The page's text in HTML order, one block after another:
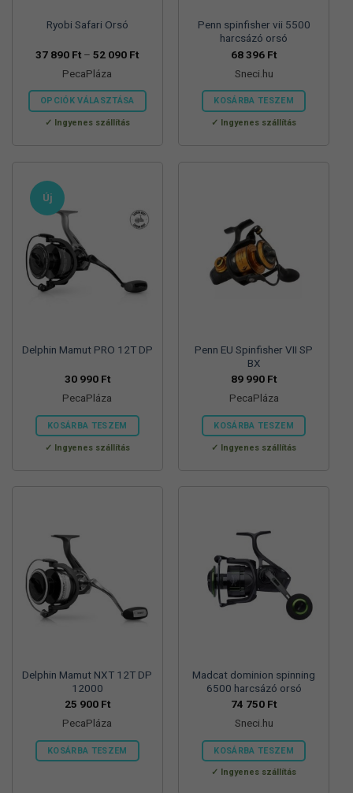
Ryobi Safari Orsó
37 890 Ft – 52 090 FtÁrtartomány:
52
PecaPláza
OPCIÓK VÁLASZTÁSA
Ennek
a
termékoldalon
választhatók
Ingyenes szállítás
Penn spinfisher vii 5500
harcsázó orsó
68 396 Ft
Sneci.hu
KOSÁRBA TESZEM
Ingyenes szállítás
Új
Delphin Mamut PRO 12T DP
30 990 Ft
PecaPláza
KOSÁRBA TESZEM
Ennek
a
termékoldalon
választhatók
Ingyenes szállítás
Penn EU Spinfisher VII SP
BX
89 990 Ft
PecaPláza
KOSÁRBA TESZEM
Ennek
A
változatok
a
termékoldalon
választhatók
Ingyenes szállítás
Delphin Mamut NXT 12T DP
12000
25 900 Ft
PecaPláza
KOSÁRBA TESZEM
Madcat dominion spinning
6500 harcsázó orsó
74 750 Ft
Sneci.hu
KOSÁRBA TESZEM
Ingyenes szállítás